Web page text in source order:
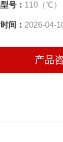
号： 110（℃）
间： 2026-04-
产品